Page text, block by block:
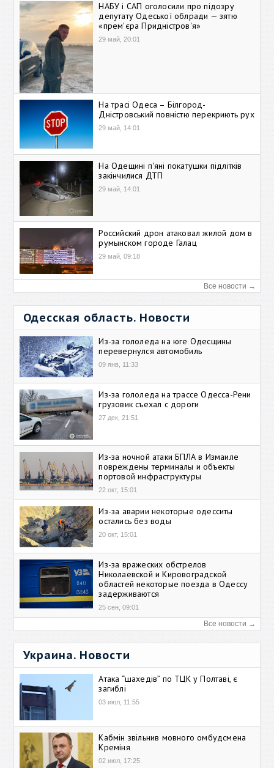
НАБУ і САП оголосили про підозру
депутату Одеської облради — зятю
«прем'єра Придністров'я»
29 май, 20:01
На трасі Одеса – Білгород-
Дністровський повністю перекриють рух
29 май, 14:01
На Одещині п'яні покатушки підлітків
закінчилися ДТП
29 май, 14:01
Российский дрон атаковал жилой дом в
румынском городе Галац
29 май, 09:18
Все новости →
Одесская область. Новости
Из-за гололеда на юге Одесщины
перевернулся автомобиль
09 янв, 11:33
Из-за гололеда на трассе Одесса-Рени
грузовик съехал с дороги
27 дек, 21:51
Из-за ночной атаки БПЛА в Измаиле
повреждены терминалы и объекты
портовой инфраструктуры
22 окт, 15:01
Из-за аварии некоторые одесситы
остались без воды
20 окт, 15:01
Из-за вражеских обстрелов
Николаевской и Кировоградской
областей некоторые поезда в Одессу
задерживаются
25 сен, 09:01
Все новости →
Украина. Новости
Атака “шахедів” по ТЦК у Полтаві, є
загиблі
03 июл, 11:55
Кабмін звільнив мовного омбудсмена
Креміня
02 июл, 17:25